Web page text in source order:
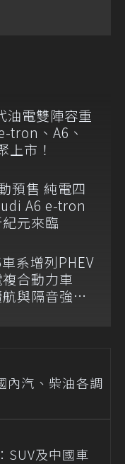
油電雙陣容重
tron、A6、
上市！
預售 純電四
A6 e-tron
元來臨
系增列PHEV
合動力車
與隔音強
內汽、柴油各調
SUV及中國車